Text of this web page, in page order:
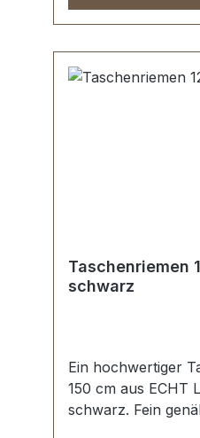
Taschenriemen
schwarz
Ein hochwertiger
150 cm aus ECHT LEDER in der Farbe
schwarz. Fein